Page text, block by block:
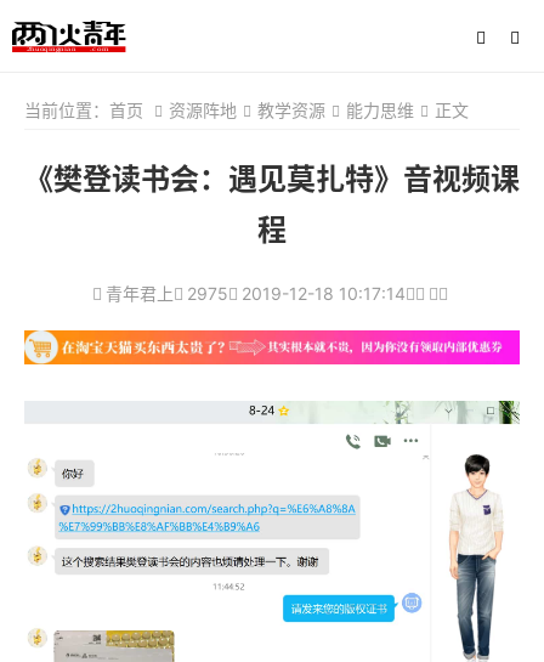
当前位置： 首页 资源阵地 教学资源 能力思维 正文
《樊登读书会：遇见莫扎特》音视频课
程
青年君上 2975 2019-12-18 10:17:14